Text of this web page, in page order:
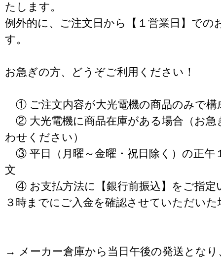
たします。
例外的に、ご注文日から【１営業日】での
す。
お急ぎの方、どうぞご利用ください！
① ご注文内容が大光電機の商品のみで構
② 大光電機に商品在庫がある場合（お急
わせください）
③ 平日（月曜～金曜・祝日除く）の正午
文
④ お支払方法に【銀行前振込】をご指定
３時までにご入金を確認させていただいた
→ メーカー倉庫から当日午後の発送となり